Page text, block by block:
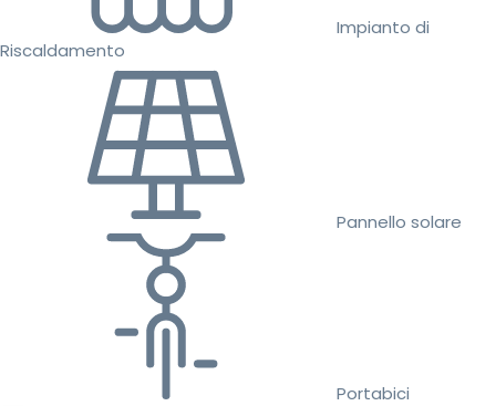
Impianto di
Riscaldamento
Pannello solare
Portabici